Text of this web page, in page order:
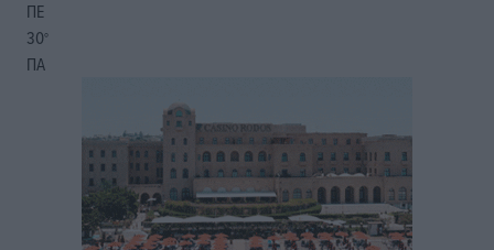
ΠΕ
30°
ΠΑ